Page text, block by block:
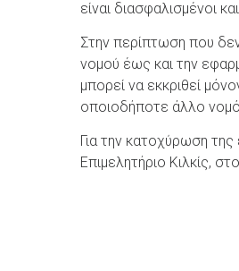
είναι διασφαλισμένοι
Στην περίπτωση που
νομού έως και την
μπορεί να εκκριθεί
οποιοδήποτε άλλο
Για την κατοχύρωση της
Επιμελητήριο Κιλκίς,